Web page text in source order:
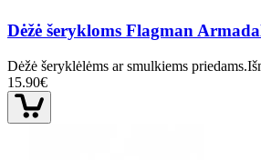
Dėžė šerykloms Flagman
Dėžė šeryklėlėms ar smulkiems
15.90€